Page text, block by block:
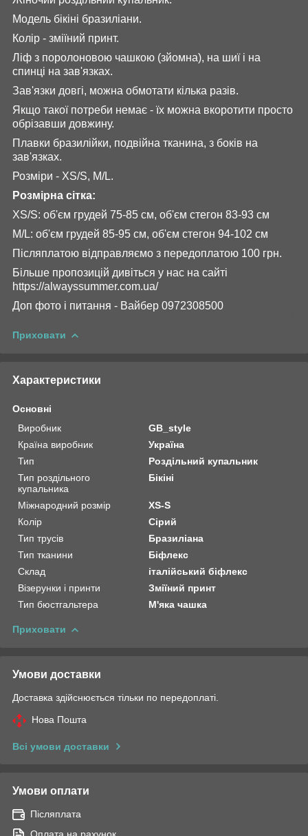
Модель бікіні бразиліани.
Колір - зміїний принт.
Ліф з поролоновою чашкою (зйомна), на шиї і на
спинці на зав'язках.
Зав'язки довгі, можна обмотати кілька разів.
Якщо такої потреби немає - їх можна вкоротити просто
обрізавши довжину.
Плавки бразилійки, подвійна тканина, з боків на
зав'язках.
Розміри - XS/S, M/L.
Розмірна сітка:
XS/S: об'єм грудей 75-85 см, об'єм стегон 83-93 см
M/L: об'єм грудей 85-95 см, об'єм стегон 94-102 см
Післяплатою відправляємо з передоплатою 100 грн.
Більше пропозицій дивіться у нас на сайті
https://alwayssummer.com.ua/
Доп фото і питання - Вайбер 0972308500
Приховати
Характеристики
Основні
Виробник
GB_style
Країна виробник
Україна
Тип
Роздільний купальник
Тип роздільного
купальника
Бікіні
Міжнародний розмір
XS-S
Колір
Сірий
Тип трусів
Бразиліана
Тип тканини
Біфлекс
Склад
італійський біфлекс
Візерунки і принти
Зміїний принт
Тип бюстгальтера
М'яка чашка
Приховати
Умови доставки
Доставка здійснюється тільки по передоплаті.
Нова Пошта
Всі умови доставки
Умови оплати
Післяплата
Оплата на рахунок